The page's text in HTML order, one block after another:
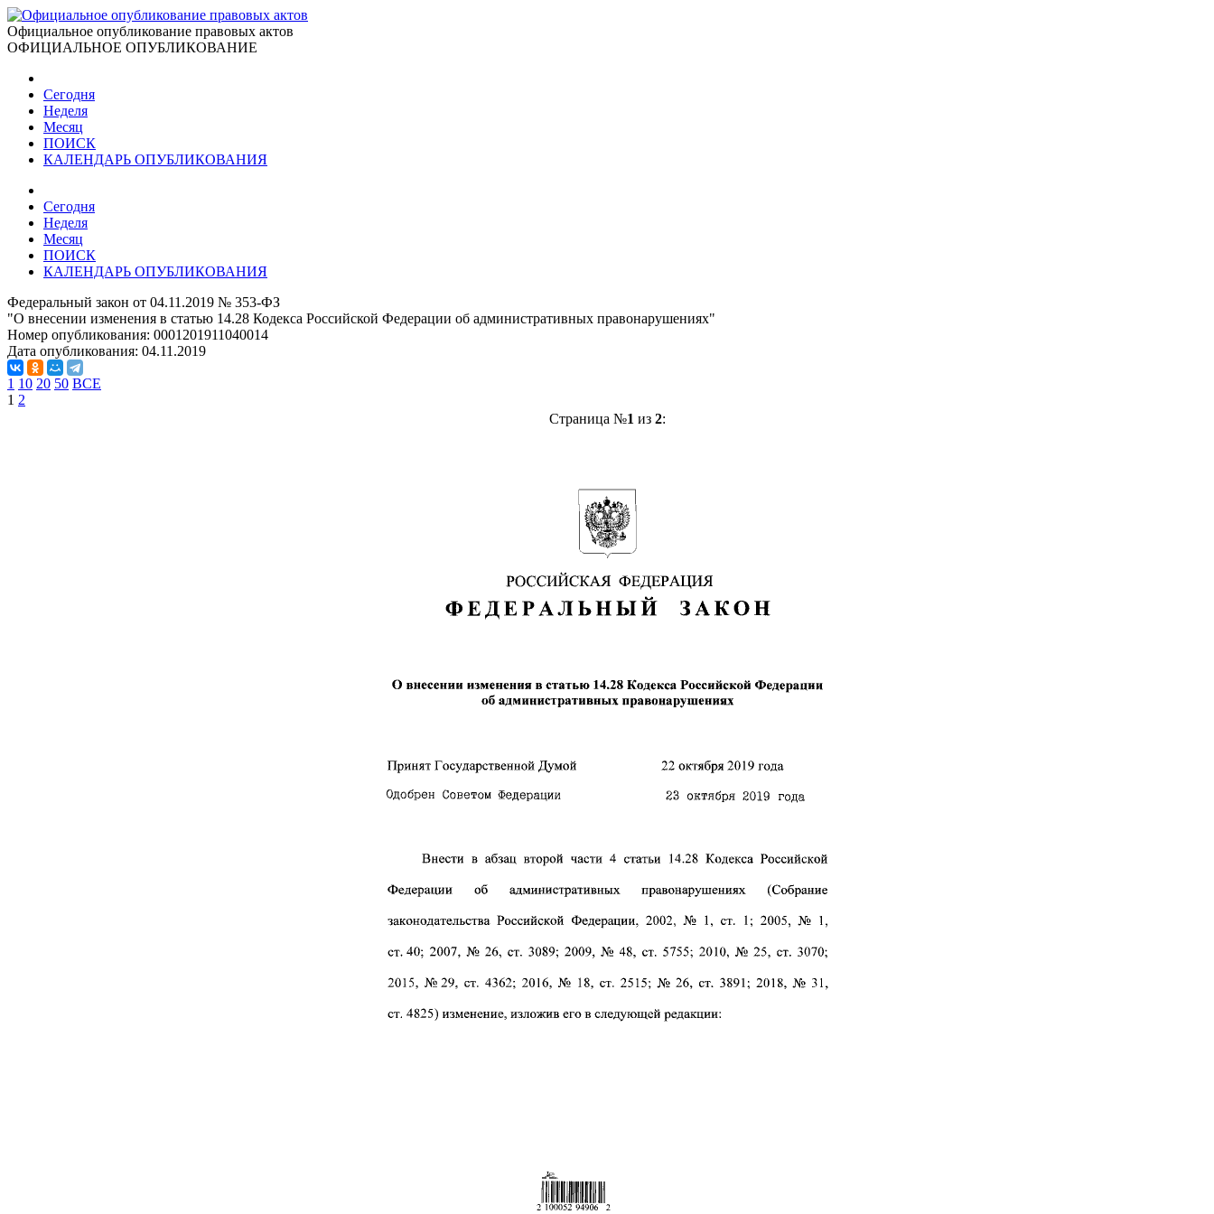
Официальное опубликование правовых актов
ОФИЦИАЛЬНОЕ ОПУБЛИКОВАНИЕ
Сегодня
Неделя
Месяц
ПОИСК
КАЛЕНДАРЬ ОПУБЛИКОВАНИЯ
Сегодня
Неделя
Месяц
ПОИСК
КАЛЕНДАРЬ ОПУБЛИКОВАНИЯ
Федеральный закон от 04.11.2019 № 353-ФЗ
"О внесении изменения в статью 14.28 Кодекса Российской Федерации об административных правонарушениях"
Номер опубликования: 0001201911040014
Дата опубликования: 04.11.2019
1 10 20 50 ВСЕ
1 2
Страница №1 из 2: